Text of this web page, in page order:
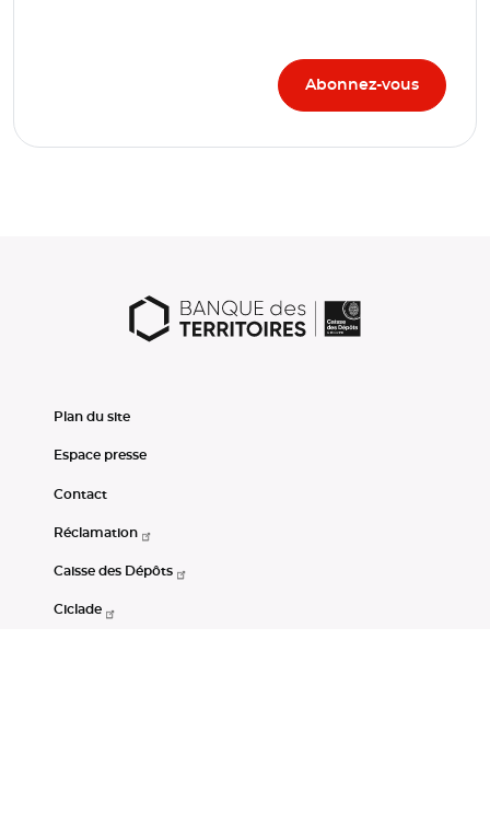
Plan du site
Espace presse
Contact
Réclamation
Caisse des Dépôts
Ciclade